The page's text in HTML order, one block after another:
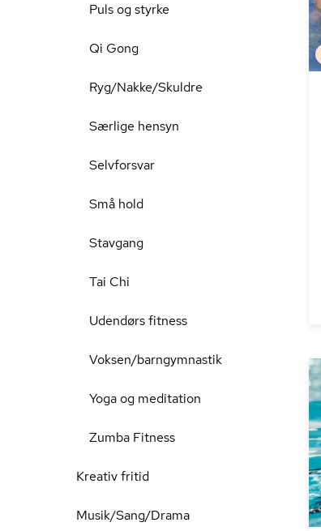
Puls og styrke
Qi Gong
Ryg/Nakke/Skuldre
Særlige hensyn
Selvforsvar
Små hold
Stavgang
Tai Chi
Udendørs fitness
Voksen/barngymnastik
Yoga og meditation
Zumba Fitness
Kreativ fritid
Musik/Sang/Drama